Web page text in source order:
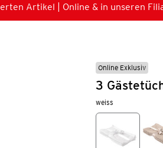
Artikel | Online & in unseren
Online Exklusiv
3
weiss